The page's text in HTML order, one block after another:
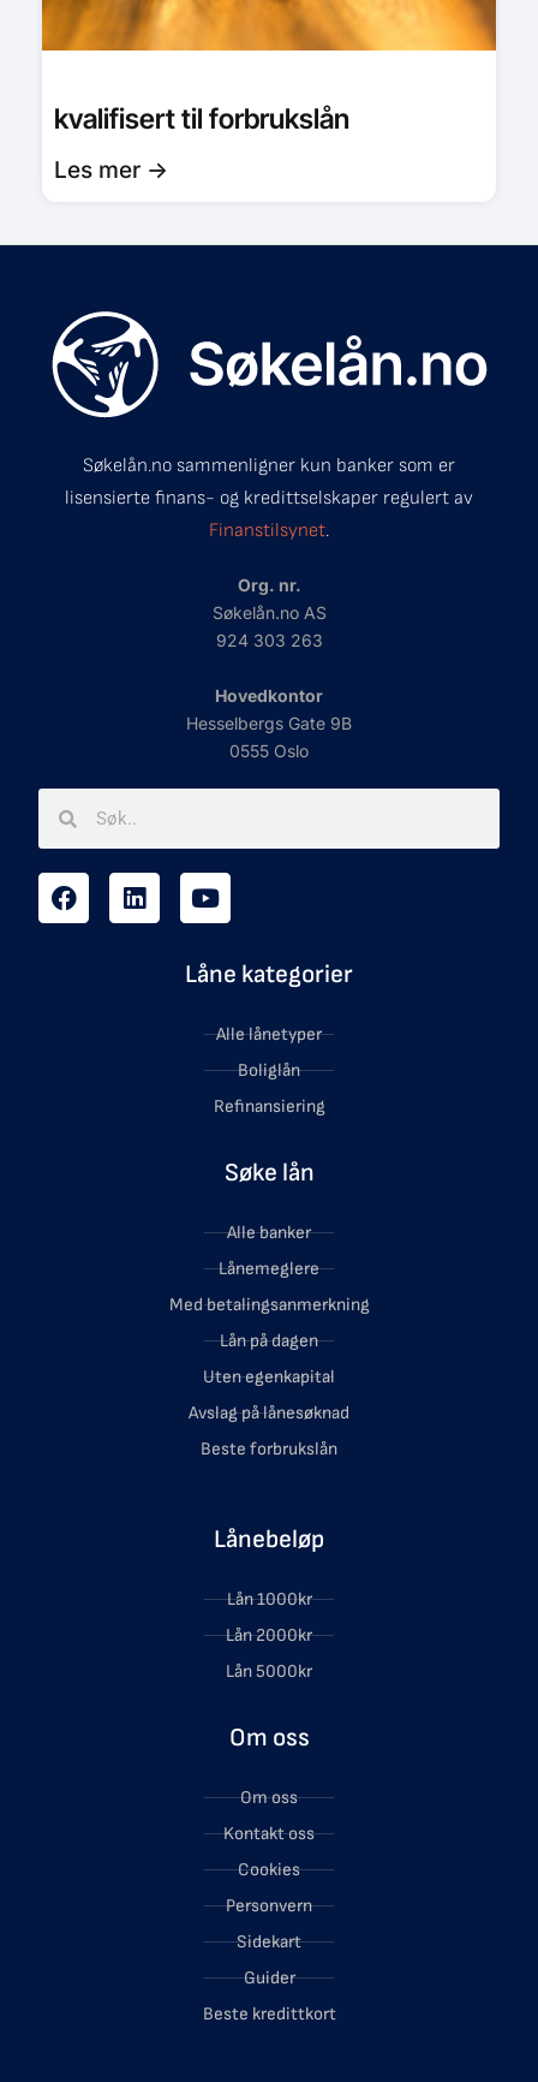
kvalifisert til forbrukslån
Les mer ->
Søkelån.no sammenligner kun banker som er
lisensierte finans- og kredittselskaper regulert av
Finanstilsynet.
Org. nr.
Søkelån.no AS
924 303 263
Hovedkontor
Hesselbergs Gate 9B
0555 Oslo
Låne kategorier
Alle lånetyper
Boliglån
Refinansiering
Søke lån
Alle banker
Lånemeglere
Med betalingsanmerkning
Lån på dagen
Uten egenkapital
Avslag på lånesøknad
Beste forbrukslån
Lånebeløp
Lån 1000kr
Lån 2000kr
Lån 5000kr
Om oss
Om oss
Kontakt oss
Cookies
Personvern
Sidekart
Guider
Beste kredittkort